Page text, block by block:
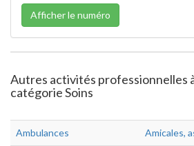
Afficher le numéro
Autres activités professionnelles
catégorie Soins
Ambulances Amicales,